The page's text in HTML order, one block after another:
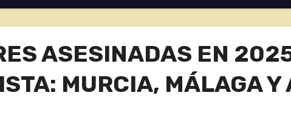
ASESINADAS EN
MURCIA, MÁLAGA Y